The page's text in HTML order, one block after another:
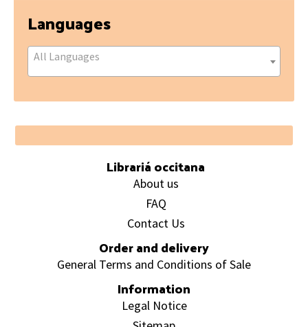
Languages
All Languages
Footer
Librariá occitana
About us
FAQ
Contact Us
Order and delivery
General Terms and Conditions of Sale
Information
Legal Notice